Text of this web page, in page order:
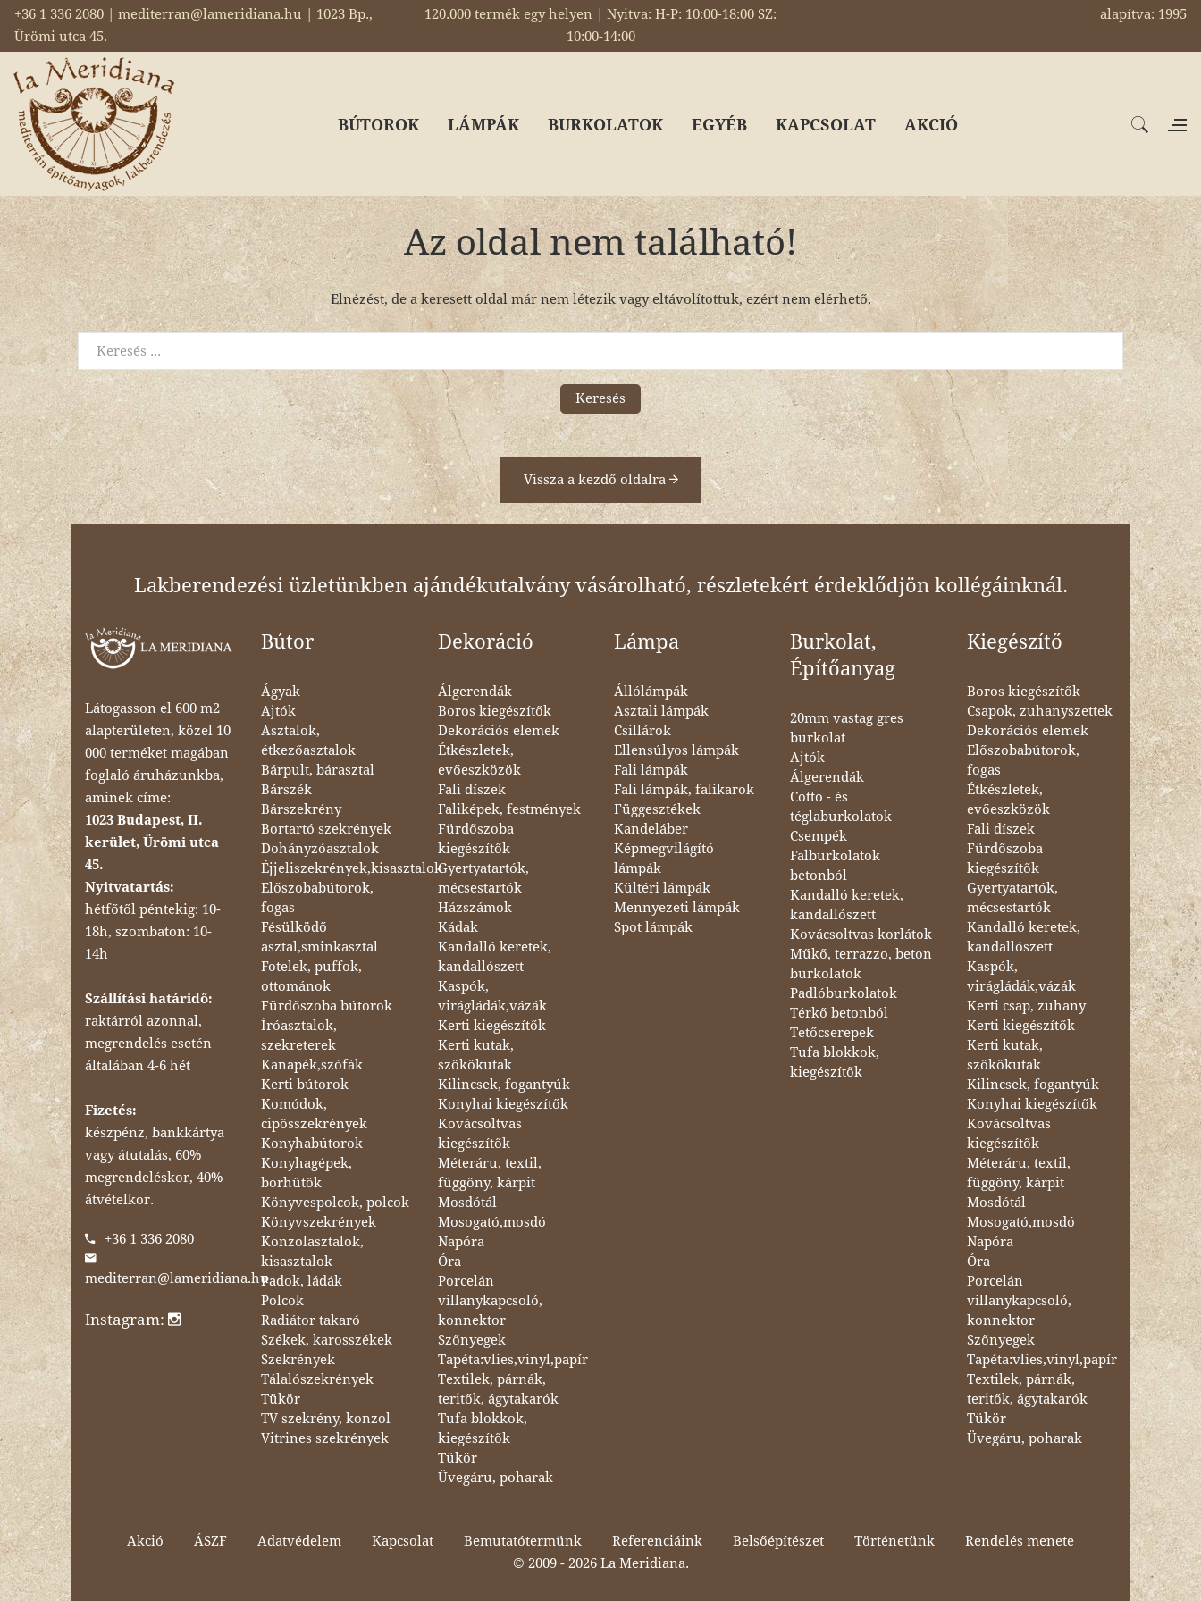
+36 1 336 2080 | mediterran@lameridiana.hu | 1023 Bp.,
Ürömi utca 45.
120.000 termék egy helyen | Nyitva: H-P: 10:00-18:00 SZ:
10:00-14:00
alapítva: 1995
BÚTOROK LÁMPÁK BURKOLATOK EGYÉB KAPCSOLAT AKCIÓ
Az oldal nem található!
Elnézést, de a keresett oldal már nem létezik vagy eltávolítottuk, ezért nem elérhető.
Keresés
Vissza a kezdő oldalra
Lakberendezési üzletünkben ajándékutalvány vásárolható, részletekért érdeklődjön kollégáinknál.
Látogasson el 600 m2
alapterületen, közel 10
000 terméket magában
foglaló áruházunkba,
aminek címe:
1023 Budapest, II.
kerület, Ürömi utca
45.
Nyitvatartás:
hétfőtől péntekig: 10-
18h, szombaton: 10-
14h
Szállítási határidő:
raktárról azonnal,
megrendelés esetén
általában 4-6 hét
Fizetés:
készpénz, bankkártya
vagy átutalás, 60%
megrendeléskor, 40%
átvételkor.
+36 1 336 2080
mediterran@lameridiana.hu
Instagram:
Bútor
Ágyak
Ajtók
Asztalok,
étkezőasztalok
Bárpult, bárasztal
Bárszék
Bárszekrény
Bortartó szekrények
Dohányzóasztalok
Éjjeliszekrények,kisasztalok
Előszobabútorok,
fogas
Fésülködő
asztal,sminkasztal
Fotelek, puffok,
ottománok
Fürdőszoba bútorok
Íróasztalok,
szekreterek
Kanapék,szófák
Kerti bútorok
Komódok,
cipősszekrények
Konyhabútorok
Konyhagépek,
borhűtők
Könyvespolcok, polcok
Könyvszekrények
Konzolasztalok,
kisasztalok
Padok, ládák
Polcok
Radiátor takaró
Székek, karosszékek
Szekrények
Tálalószekrények
Tükör
TV szekrény, konzol
Vitrines szekrények
Dekoráció
Álgerendák
Boros kiegészítők
Dekorációs elemek
Étkészletek,
evőeszközök
Fali díszek
Faliképek, festmények
Fürdőszoba
kiegészítők
Gyertyatartók,
mécsestartók
Házszámok
Kádak
Kandalló keretek,
kandallószett
Kaspók,
virágládák,vázák
Kerti kiegészítők
Kerti kutak,
szökőkutak
Kilincsek, fogantyúk
Konyhai kiegészítők
Kovácsoltvas
kiegészítők
Méteráru, textil,
függöny, kárpit
Mosdótál
Mosogató,mosdó
Napóra
Óra
Porcelán
villanykapcsoló,
konnektor
Szőnyegek
Tapéta:vlies,vinyl,papír
Textilek, párnák,
teritők, ágytakarók
Tufa blokkok,
kiegészítők
Tükör
Üvegáru, poharak
Lámpa
Állólámpák
Asztali lámpák
Csillárok
Ellensúlyos lámpák
Fali lámpák
Fali lámpák, falikarok
Függesztékek
Kandeláber
Képmegvilágító
lámpák
Kültéri lámpák
Mennyezeti lámpák
Spot lámpák
Burkolat,
Építőanyag
20mm vastag gres
burkolat
Ajtók
Álgerendák
Cotto - és
téglaburkolatok
Csempék
Falburkolatok
betonból
Kandalló keretek,
kandallószett
Kovácsoltvas korlátok
Műkő, terrazzo, beton
burkolatok
Padlóburkolatok
Térkő betonból
Tetőcserepek
Tufa blokkok,
kiegészítők
Kiegészítő
Boros kiegészítők
Csapok, zuhanyszettek
Dekorációs elemek
Előszobabútorok,
fogas
Étkészletek,
evőeszközök
Fali díszek
Fürdőszoba
kiegészítők
Gyertyatartók,
mécsestartók
Kandalló keretek,
kandallószett
Kaspók,
virágládák,vázák
Kerti csap, zuhany
Kerti kiegészítők
Kerti kutak,
szökőkutak
Kilincsek, fogantyúk
Konyhai kiegészítők
Kovácsoltvas
kiegészítők
Méteráru, textil,
függöny, kárpit
Mosdótál
Mosogató,mosdó
Napóra
Óra
Porcelán
villanykapcsoló,
konnektor
Szőnyegek
Tapéta:vlies,vinyl,papír
Textilek, párnák,
teritők, ágytakarók
Tükör
Üvegáru, poharak
Akció ÁSZF Adatvédelem Kapcsolat Bemutatótermünk Referenciáink Belsőépítészet Történetünk
Rendelés menete
© 2009 - 2026 La Meridiana.